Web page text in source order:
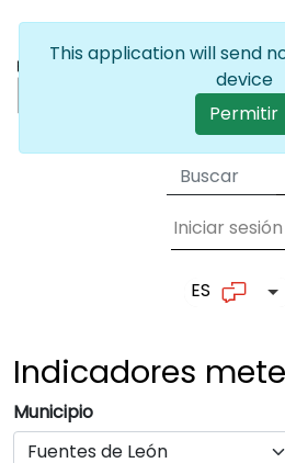
Iniciar sesión
ES
Indicadores
Municipio
This application will send
device
Permitir